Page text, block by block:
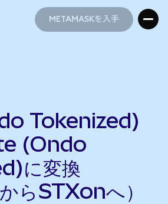
METAMASKを入手
Tokenized)
(Ondo
に変換
らSTXonへ）